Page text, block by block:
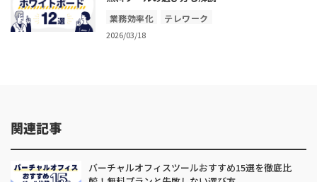
業務効率化 テレワーク
2026/03/18
関連記事
バーチャルオフィスツールおすすめ15選を徹底比